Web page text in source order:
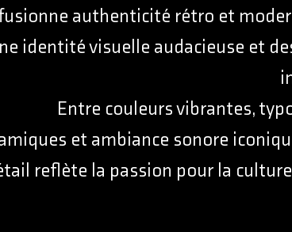
authenticité rétro et
identité visuelle audacieuse et
Entre couleurs vibrantes,
et ambiance sonore
reflète la passion pour la